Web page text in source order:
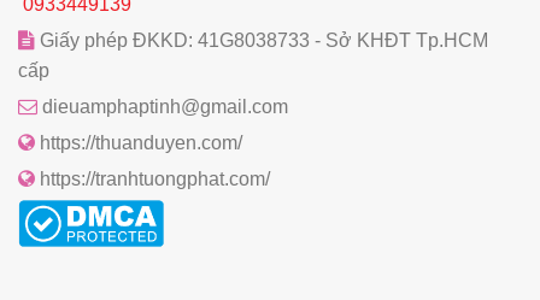
Giấy phép ĐKKD: 41G8038733 - Sở KHĐT Tp.HCM
cấp
dieuamphaptinh@gmail.com
https://thuanduyen.com/
https://tranhtuongphat.com/